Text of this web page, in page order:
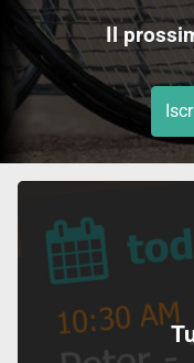
Il